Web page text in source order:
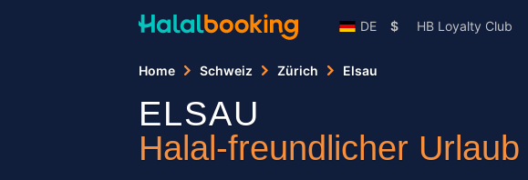
DE $ HB Loyalty Club
Home Schweiz Zürich Elsau
ELSAU
Halal-freundlicher Urlaub